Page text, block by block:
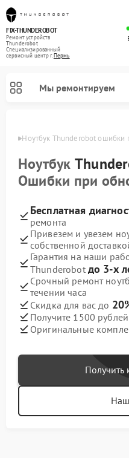
FIX-THUNDEROBOT
Ремонт устройств
Thunderobot
Специализированный
cервисный центр г.Пермь
Мы ремонтируем
Ноутбук Thunderobot ошибки
Ноутбук
Ошибки при
Бесплатная
ремонта
Привезем и увезем
собственной
Гарантия на наши
Thunderobot до 3-х
Срочный ремонт
течении часа
Скидка для вас до
Получите 1500
Оригинальные
Получить